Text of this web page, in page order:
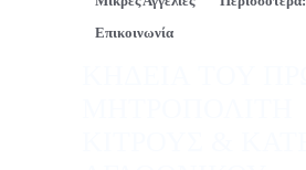
Επικοινωνία